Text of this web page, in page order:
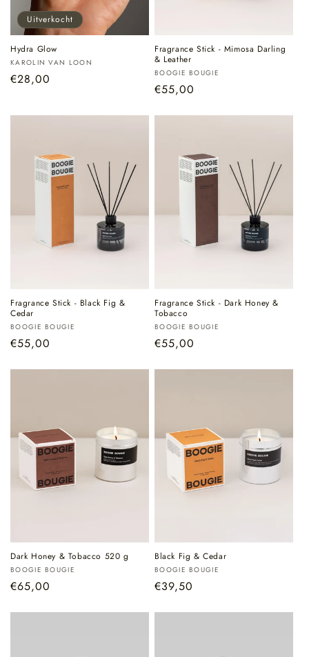
Uitverkocht
Hydra Glow
Verkoper:
KAROLIN VAN LOON
Normale
€28,00
Fragrance Stick - Mimosa Darling
& Leather
Verkoper:
BOOGIE BOUGIE
Normale
€55,00
Fragrance Stick - Black Fig &
Cedar
Verkoper:
BOOGIE BOUGIE
Normale
€55,00
Fragrance Stick - Dark Honey &
Tobacco
Verkoper:
BOOGIE BOUGIE
Normale
€55,00
Dark Honey & Tobacco 520 g
Verkoper:
BOOGIE BOUGIE
Normale
€65,00
Black Fig & Cedar
Verkoper:
BOOGIE BOUGIE
Normale
€39,50